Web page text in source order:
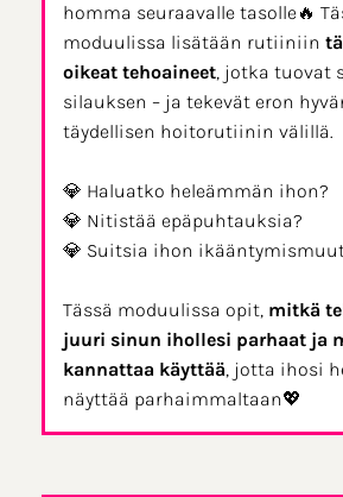
homma seuraavalle tasolle🔥
moduulissa lisätään rutiiniin
oikeat tehoaineet, jotka tuovat
silauksen – ja tekevät eron
täydellisen hoitorutiinin välillä.
💎 Haluatko heleämmän ihon?
💎 Nitistää epäpuhtauksia?
💎 Suitsia ihon
Tässä moduulissa opit, mitkä
juuri sinun ihollesi parhaat ja
kannattaa käyttää, jotta ihosi
näyttää parhaimmaltaan💖